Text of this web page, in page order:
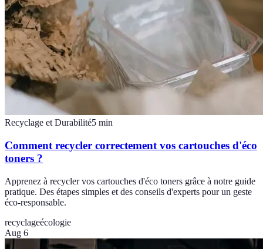
Recyclage et Durabilité5 min
Comment recycler correctement vos cartouches d'éco
toners ?
Apprenez à recycler vos cartouches d'éco toners grâce à notre guide
pratique. Des étapes simples et des conseils d'experts pour un geste
éco-responsable.
recyclageécologie
Aug 6